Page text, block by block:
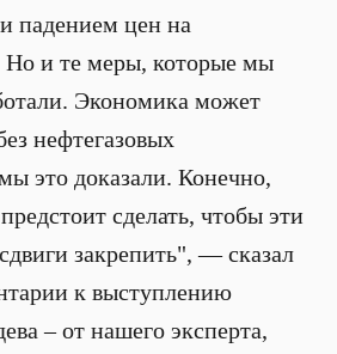
падением цен на
Но и те меры, которые мы
Экономика может
нефтегазовых
это доказали. Конечно,
сделать, чтобы эти
закрепить", — сказал
к выступлению
– от нашего эксперта,